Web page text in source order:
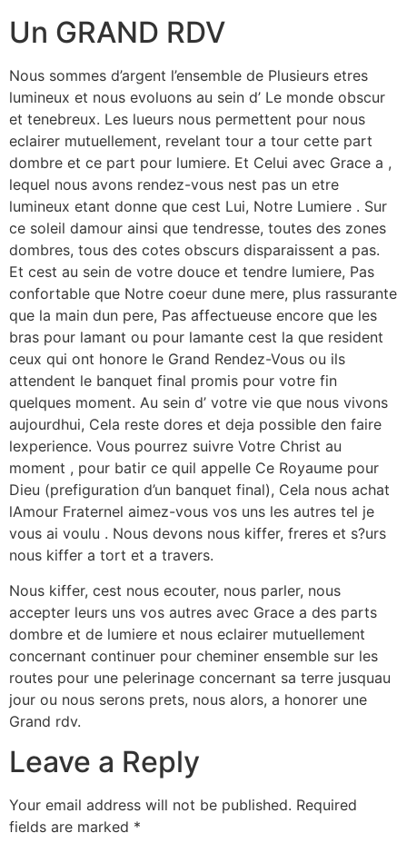
Un GRAND RDV
Nous sommes d’argent l’ensemble de Plusieurs etres
lumineux et nous evoluons au sein d’ Le monde obscur
et tenebreux. Les lueurs nous permettent pour nous
eclairer mutuellement, revelant tour a tour cette part
dombre et ce part pour lumiere. Et Celui avec Grace a ,
lequel nous avons rendez-vous nest pas un etre
lumineux etant donne que cest Lui, Notre Lumiere . Sur
ce soleil damour ainsi que tendresse, toutes des zones
dombres, tous des cotes obscurs disparaissent a pas.
Et cest au sein de votre douce et tendre lumiere, Pas
confortable que Notre coeur dune mere, plus rassurante
que la main dun pere, Pas affectueuse encore que les
bras pour lamant ou pour lamante cest la que resident
ceux qui ont honore le Grand Rendez-Vous ou ils
attendent le banquet final promis pour votre fin
quelques moment. Au sein d’ votre vie que nous vivons
aujourdhui, Cela reste dores et deja possible den faire
lexperience. Vous pourrez suivre Votre Christ au
moment , pour batir ce quil appelle Ce Royaume pour
Dieu (prefiguration d’un banquet final), Cela nous achat
lAmour Fraternel aimez-vous vos uns les autres tel je
vous ai voulu . Nous devons nous kiffer, freres et s?urs
nous kiffer a tort et a travers.
Nous kiffer, cest nous ecouter, nous parler, nous
accepter leurs uns vos autres avec Grace a des parts
dombre et de lumiere et nous eclairer mutuellement
concernant continuer pour cheminer ensemble sur les
routes pour une pelerinage concernant sa terre jusquau
jour ou nous serons prets, nous alors, a honorer une
Grand rdv.
Leave a Reply
Your email address will not be published. Required
fields are marked *